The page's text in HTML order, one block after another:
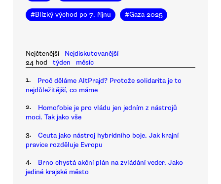
#Blízký východ po 7. říjnu #Gaza 2025
Nejčtenější
Nejdiskutovanější
24 hod
týden měsíc
1.
Proč děláme AltPrajd? Protože solidarita je to
nejdůležitější, co máme
2.
Homofobie je pro vládu jen jedním z nástrojů
moci. Tak jako vše
3.
Ceuta jako nástroj hybridního boje. Jak krajní
pravice rozděluje Evropu
4.
Brno chystá akční plán na zvládání veder. Jako
jediné krajské město